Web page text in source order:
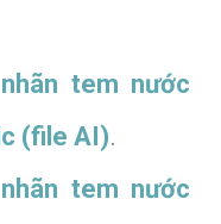
tem nước
(file AI).
tem nước